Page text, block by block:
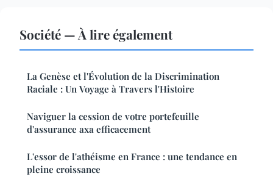
Société — À lire également
La Genèse et l'Évolution de la Discrimination
Raciale : Un Voyage à Travers l'Histoire
Naviguer la cession de votre portefeuille
d'assurance axa efficacement
L'essor de l'athéisme en France : une tendance en
pleine croissance